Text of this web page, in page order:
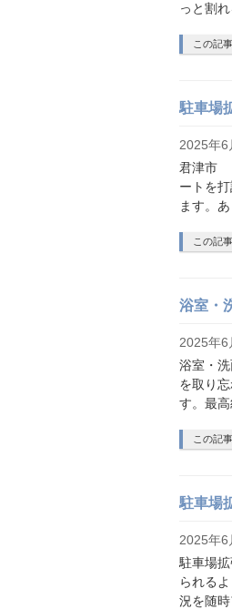
っと割
この記
駐車場
2025年6
君津市
ートを
ます。
この記
浴室・
2025年6
浴室・
を取り
す。最
この記
駐車場
2025年6
駐車場
られる
況を随